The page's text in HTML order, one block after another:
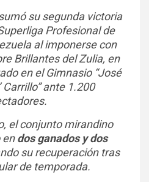
su segunda victoria
Profesional de
al imponerse con
Brillantes del Zulia, en
en el Gimnasio “José
Carrillo” ante 1.200
el conjunto mirandino
endos ganados y dos
su recuperación tras
de temporada.